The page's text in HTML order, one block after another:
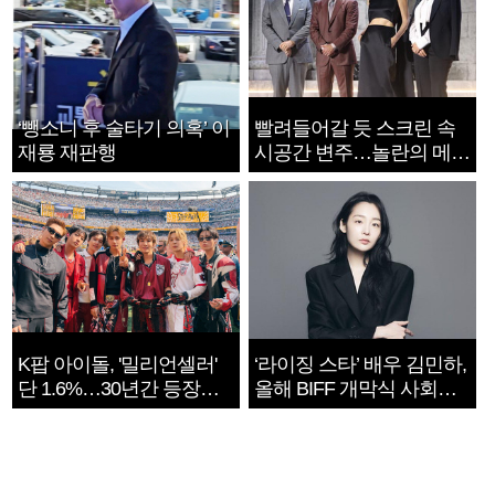
‘뺑소니 후 술타기 의혹’ 이
재룡 재판행
빨려들어갈 듯 스크린 속
시공간 변주…놀란의 메시
지는 ‘전쟁 속죄’
K팝 아이돌, '밀리언셀러'
단 1.6%…30년간 등장
1182개팀 전수조사
‘라이징 스타’ 배우 김민하,
올해 BIFF 개막식 사회자
확정